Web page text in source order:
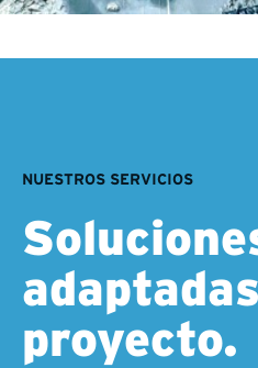
NUESTROS SERVICIOS
proyecto.